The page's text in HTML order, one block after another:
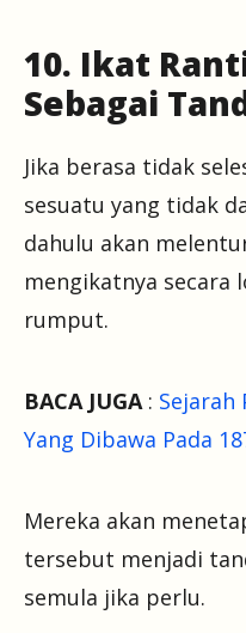
10. Ikat
Sebagai
Jika berasa tidak
sesuatu yang tidak
dahulu akan
mengikatnya secara
rumput.
BACA JUGA: Sejarah
Yang Dibawa Pada
Mereka akan
tersebut menjadi
semula jika perlu.